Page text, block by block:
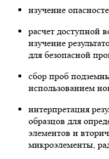
изучение
расчет доступной
изучение
для безопасной
сбор проб
использованием
интерпретация
образцов для
элементов и
микроэлементы,